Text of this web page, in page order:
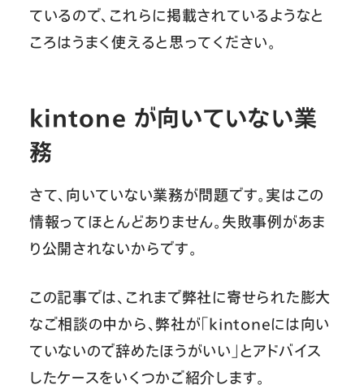
ているので、これらに掲載されているようなと
ころはうまく使えると思ってください。
kintone が向いていない業
務
さて、向いていない業務が問題です。実はこの
情報ってほとんどありません。失敗事例があま
り公開されないからです。
この記事では、これまで弊社に寄せられた膨大
なご相談の中から、弊社が「kintoneには向い
ていないので辞めたほうがいい」とアドバイス
したケースをいくつかご紹介します。